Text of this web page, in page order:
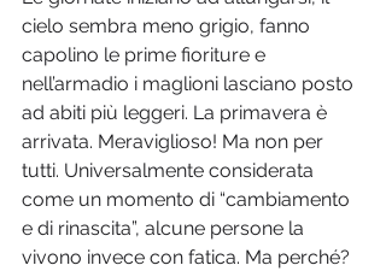
cielo sembra meno grigio, fanno
capolino le prime fioriture e
nell’armadio i maglioni lasciano posto
ad abiti più leggeri. La primavera è
arrivata. Meraviglioso! Ma non per
tutti. Universalmente considerata
come un momento di “cambiamento
e di rinascita”, alcune persone la
vivono invece con fatica. Ma perché?